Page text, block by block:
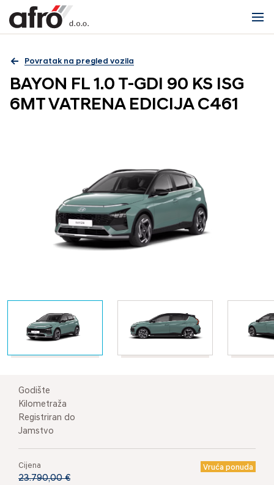
Povratak na pregled vozila
BAYON FL 1.0 T-GDI 90 KS ISG
6MT VATRENA EDICIJA C461
Godište
Kilometraža
Registriran do
Jamstvo
Cijena Vruća ponuda
23.790,00 €